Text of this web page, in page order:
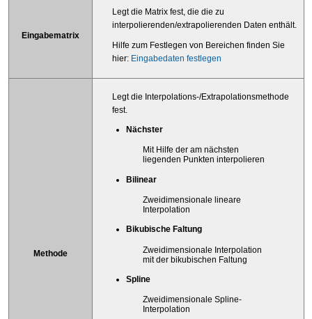
Eingabematrix
Legt die Matrix fest, die die zu
interpolierenden/extrapolierenden Daten enthält.
Hilfe zum Festlegen von Bereichen finden Sie
hier: Eingabedaten festlegen
Methode
Legt die Interpolations-/Extrapolationsmethode
fest.
Nächster
Mit Hilfe der am nächsten
liegenden Punkten interpolieren
Bilinear
Zweidimensionale lineare
Interpolation
Bikubische Faltung
Zweidimensionale Interpolation
mit der bikubischen Faltung
Spline
Zweidimensionale Spline-
Interpolation